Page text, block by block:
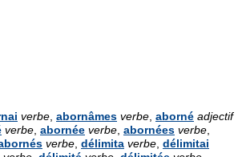
verbe abornâmes verbe aborné adjectif
verbe abornée verbe abornées verbe
verbe délimita verbe délimitai